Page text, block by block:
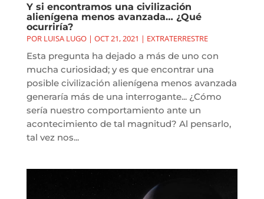
Y si encontramos una civilización
alienígena menos avanzada… ¿Qué
ocurriría?
POR LUISA LUGO| OCT 21, 2021 | EXTRATERRESTRE
Esta pregunta ha dejado a más de uno con
mucha curiosidad; y es que encontrar una
posible civilización alienígena menos avanzada
generaría más de una interrogante... ¿Cómo
sería nuestro comportamiento ante un
acontecimiento de tal magnitud? Al pensarlo,
tal vez nos...